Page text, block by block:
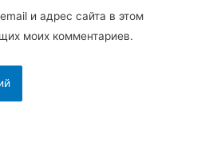
и адрес сайта в этом
моих комментариев.